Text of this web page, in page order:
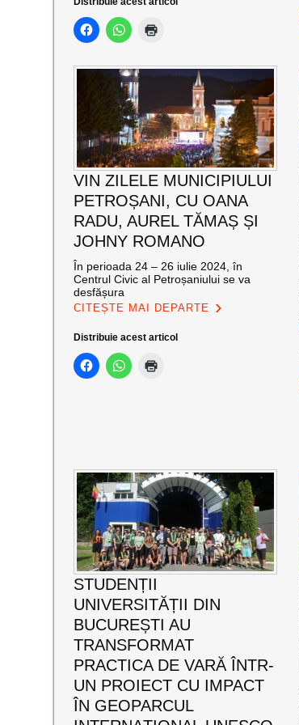
VIN ZILELE MUNICIPIULUI
PETROȘANI, CU OANA
RADU, AUREL TĂMAȘ ȘI
JOHNY ROMANO
În perioada 24 – 26 iulie 2024, în
Centrul Civic al Petroșaniului se va
desfășura
CITEȘTE MAI DEPARTE
Distribuie acest articol
STUDENȚII
UNIVERSITĂȚII DIN
BUCUREȘTI AU
TRANSFORMAT
PRACTICA DE VARĂ ÎNTR-
UN PROIECT CU IMPACT
ÎN GEOPARCUL